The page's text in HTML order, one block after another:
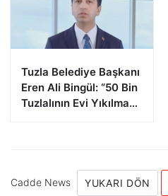
Tuzla Belediye Başkanı
Eren Ali Bingül: “50 Bin
Tuzlalının Evi Yıkılma
Cadde News YUKARI DÖN